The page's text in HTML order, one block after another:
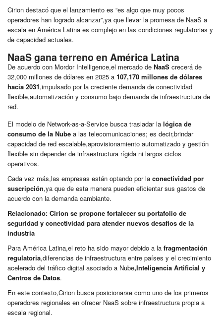
Cirion destacó que el lanzamiento es “es algo que muy pocos
operadores han logrado alcanzar”,ya que llevar la promesa de NaaS a
escala en América Latina es complejo en las condiciones regulatorias y
de capacidad actuales.
NaaS gana terreno en América Latina
De acuerdo con Mordor Intelligence,el mercado de NaaS crecerá de
32,000 millones de dólares en 2025 a 107,170 millones de dólares
hacia 2031,impulsado por la creciente demanda de conectividad
flexible,automatización y consumo bajo demanda de infraestructura de
red.
El modelo de Network-as-a-Service busca trasladar la lógica de
consumo de la Nube a las telecomunicaciones; es decir,brindar
capacidad de red escalable,aprovisionamiento automatizado y gestión
flexible sin depender de infraestructura rígida ni largos ciclos
operativos.
Cada vez más,las empresas están optando por la conectividad por
suscripción,ya que de esta manera pueden eficientar sus gastos de
acuerdo con la demanda cambiante.
Relacionado: Cirion se propone fortalecer su portafolio de
seguridad y conectividad para atender nuevos desafíos de la
industria
Para América Latina,el reto ha sido mayor debido a la fragmentación
regulatoria,diferencias de infraestructura entre países y el crecimiento
acelerado del tráfico digital asociado a Nube,Inteligencia Artificial y
Centros de Datos.
En este contexto,Cirion busca posicionarse como uno de los primeros
operadores regionales en ofrecer NaaS sobre infraestructura propia a
escala regional.